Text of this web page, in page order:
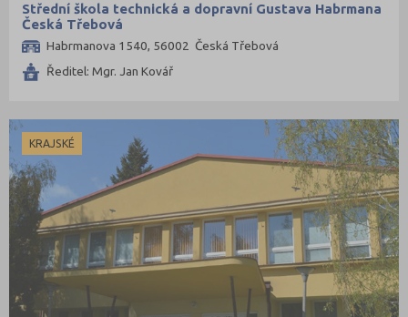
Střední škola technická a dopravní Gustava Habrmana
Česká Třebová
Habrmanova 1540, 56002 Česká Třebová
Ředitel: Mgr. Jan Kovář
KRAJSKÉ